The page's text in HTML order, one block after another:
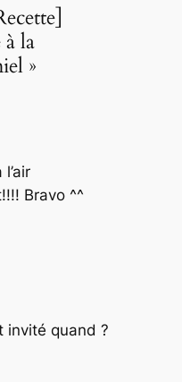
la
»
Bravo ^^
invité quand ?